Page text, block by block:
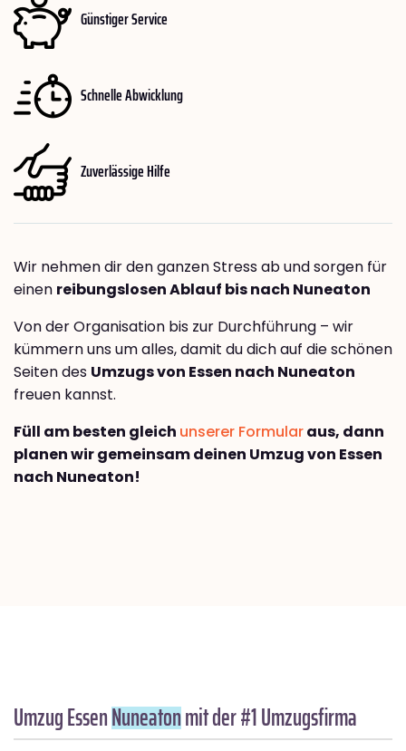
Günstiger Service
Schnelle Abwicklung
Zuverlässige Hilfe
Wir nehmen dir den ganzen Stress ab und sorgen für
einen reibungslosen Ablauf bis nach Nuneaton
Von der Organisation bis zur Durchführung – wir
kümmern uns um alles, damit du dich auf die schönen
Seiten des Umzugs von Essen nach Nuneaton
freuen kannst.
Füll am besten gleich unserer Formularaus, dann
planen wir gemeinsam deinen Umzug von Essen
nach Nuneaton!
Umzug EssenNuneatonmit der #1 Umzugsfirma